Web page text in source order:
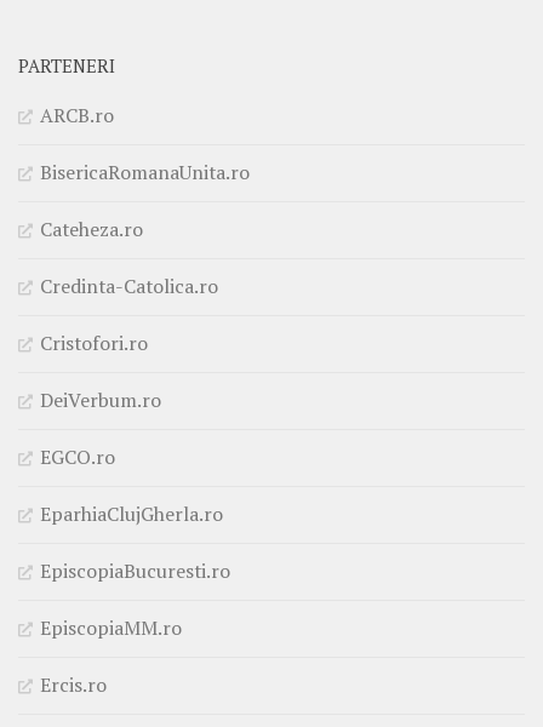
PARTENERI
ARCB.ro
BisericaRomanaUnita.ro
Cateheza.ro
Credinta-Catolica.ro
Cristofori.ro
DeiVerbum.ro
EGCO.ro
EparhiaClujGherla.ro
EpiscopiaBucuresti.ro
EpiscopiaMM.ro
Ercis.ro